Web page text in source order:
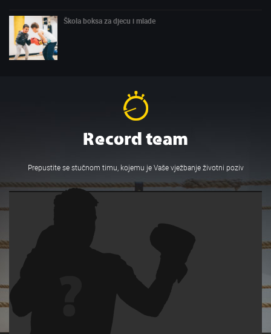
Škola boksa za djecu i mlade
Record team
Prepustite se stučnom timu, kojemu je Vaše vježbanje životni poziv